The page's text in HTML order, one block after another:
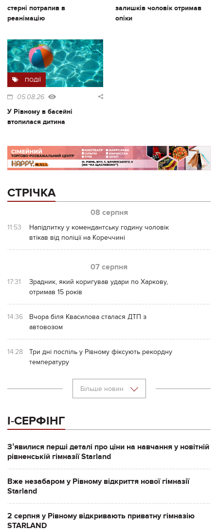
стерні потрапив в
реанімацію
залишків чоловік отримав
опіки
ПОДІЇ
05.08.26
У Рівному в басейні
втопилася дитина
СТРІЧКА
08 серпня
11:53
Напідпитку у комендантську годину чоловік
втікав від поліції на Кореччині
07 серпня
17:31
Зрадник, який коригував удари по Харкову,
отримав 15 років
14:36
Вчора біля Квасилова сталася ДТП з
автовозом
14:28
Три дні поспіль у Рівному фіксують рекордну
температуру
Більше новин
І-СЕРФІНГ
Зʼявилися перші деталі про ціни на навчання у новітній
рівненській гімназії Starland
Вже незабаром у Рівному відкриття нової гімназії
Starland
2 серпня у Рівному відкривають приватну гімназію
STARLAND